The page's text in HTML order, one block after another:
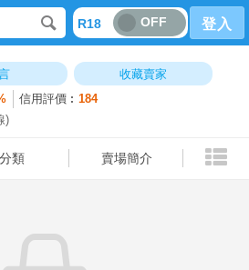
R18 OFF 登入
收藏賣家
信用評價︰184
)
分類 賣場簡介
分類 賣場簡介